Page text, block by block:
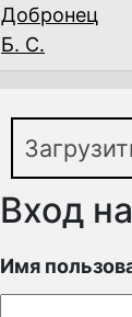
Добронец
Б. С.
Вход
Имя